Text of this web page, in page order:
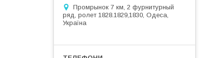
Промрынок 7 км, 2 фурнитурный
ряд, ролет 1828.1829,1830, Одеса,
Україна